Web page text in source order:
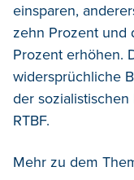
einsparen,
zehn Prozent und
Prozent erhöhen.
widersprüchliche
der
RTBF.
Mehr zu dem